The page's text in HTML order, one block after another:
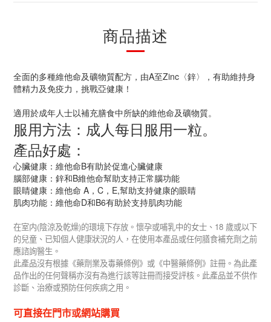
商品描述
全面的多種維他命及礦物質配方，由A至Zinc〈鋅〉，有助維持身
體精力及免疫力，挑戰亞健康！
適用於成年人士以補充膳食中所缺的維他命及礦物質。
服用方法：成人每日服用一粒。
產品好處：
心臟健康：維他命B有助於促進心臟健康
腦部健康：鋅和B維他命幫助支持正常腦功能
眼睛健康：維他命 A，C，E,幫助支持健康的眼睛
肌肉功能：維他命D和B6有助於支持肌肉功能
在室内(陰涼及乾燥)的環境下存放。懷孕或哺乳中的女士、 18 歲或以下
的兒童、已知個人健康狀況的人，在使用本產品或任何膳食補充劑之前
應諮詢醫生。
此產品沒有根據《藥劑業及毒藥條例》或《中醫藥條例》註冊。為此產
品作出的任何聲稱亦沒有為進行該等註冊而接受評核。此產品並不供作
診斷、治療或預防任何疾病之用。
可直接在門市或網站購買